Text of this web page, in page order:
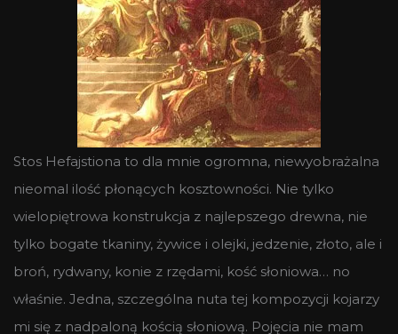
Stos Hefajstiona to dla mnie ogromna, niewyobrażalna
nieomal ilość płonących kosztowności. Nie tylko
wielopiętrowa konstrukcja z najlepszego drewna, nie
tylko bogate tkaniny, żywice i olejki, jedzenie, złoto, ale i
broń, rydwany, konie z rzędami, kość słoniowa… no
właśnie. Jedna, szczególna nuta tej kompozycji kojarzy
mi się z nadpaloną kością słoniową. Pojęcia nie mam